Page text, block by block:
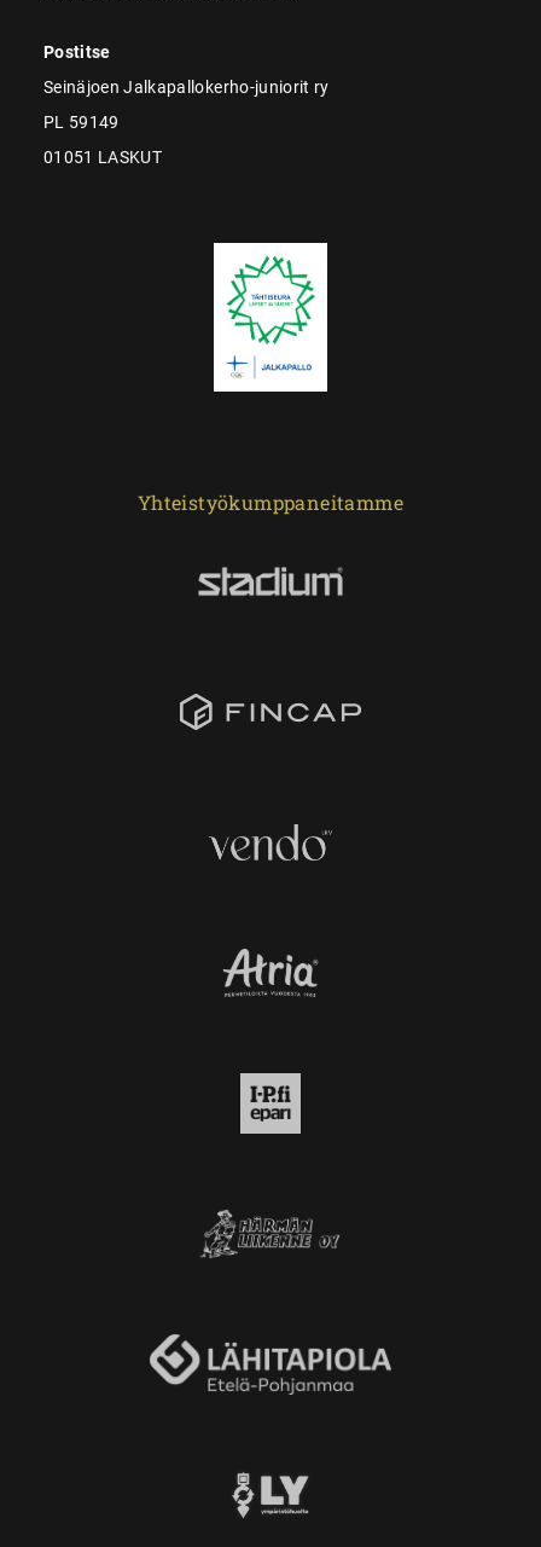
Postitse
Seinäjoen Jalkapallokerho-juniorit ry
PL 59149
01051 LASKUT
Yhteistyökumppaneitamme